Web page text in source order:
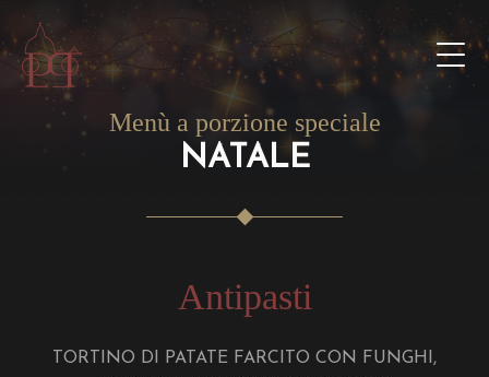
Menù a porzione speciale
NATALE
Antipasti
TORTINO DI PATATE FARCITO CON FUNGHI,